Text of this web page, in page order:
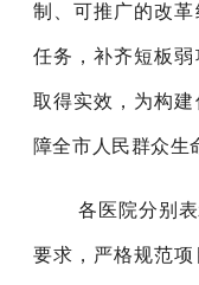
制、可推广的改
任务，补齐短板
取得实效，为构
障全市人民群众生
各 医院分别
要求，严格规范项